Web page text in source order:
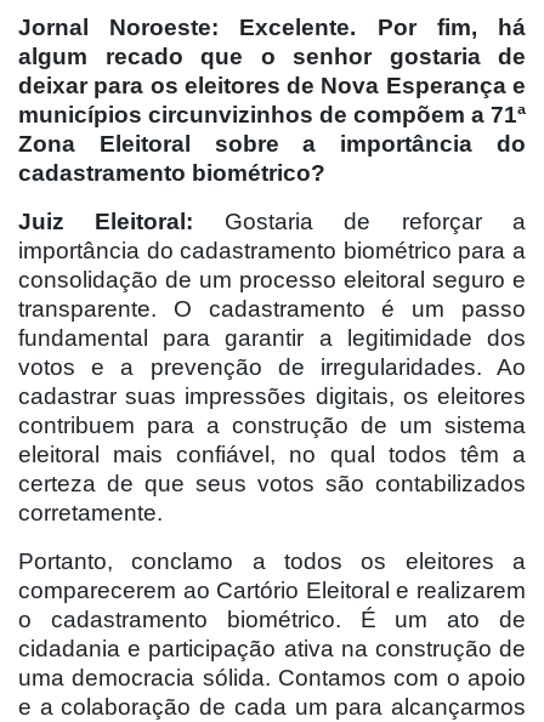
Jornal Noroeste: Excelente. Por fim, há
algum recado que o senhor gostaria de
deixar para os eleitores de Nova Esperança e
municípios circunvizinhos de compõem a 71ª
Zona Eleitoral sobre a importância do
cadastramento biométrico?
Juiz Eleitoral: Gostaria de reforçar a
importância do cadastramento biométrico para a
consolidação de um processo eleitoral seguro e
transparente. O cadastramento é um passo
fundamental para garantir a legitimidade dos
votos e a prevenção de irregularidades. Ao
cadastrar suas impressões digitais, os eleitores
contribuem para a construção de um sistema
eleitoral mais confiável, no qual todos têm a
certeza de que seus votos são contabilizados
corretamente.
Portanto, conclamo a todos os eleitores a
comparecerem ao Cartório Eleitoral e realizarem
o cadastramento biométrico. É um ato de
cidadania e participação ativa na construção de
uma democracia sólida. Contamos com o apoio
e a colaboração de cada um para alcançarmos